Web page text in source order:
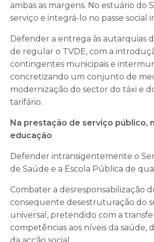
ambas as margens. No estuário do
serviço e integrá-lo no passe social
Defender a entrega às autarquias
de regular o TVDE, com a
contingentes municipais e
concretizando um conjunto de
modernização do sector do táxi e
tarifário.
Na prestação de serviço público,
educação
Defender intransigentemente o
de Saúde e a Escola Pública de
Combater a desresponsabilização
consequente desestruturação do
universal, pretendido com a
competências aos níveis da saúde,